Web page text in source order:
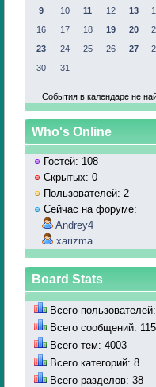
9
10 11 12 13
16
17 18 19 20
23
24 25 26 27
30
31
События в календаре не
Who's Online
Гостей: 108
Скрытых: 0
Пользователей: 2
Сейчас на форуме:
Andrey4
xarizma
Board Stats
Всего пользователей:
Всего сообщений:
Всего тем: 4003
Всего категорий: 8
Всего разделов: 38